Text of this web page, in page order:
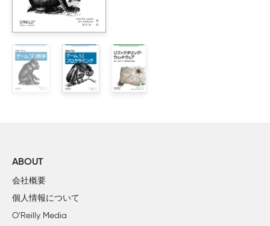
        1.4.1　7種類のデザイン方法
    1.5　第2の主義：ゲームデザインはニーズを反映する
        1.5.2　7種類の参加者たち
        1.5.3　参加者の例
    1.6　賢い、盲目の象に戻ろう
        2.2.1　ハードコアとカジュアルの分類
        2.2.2　ジャンルモデル
        2.2.4　ihoboユーザーモデル（2000〜2003年）
    2.3　市場ベクトル
ABOUT
会社概要
個人情報について
O’Reilly Media